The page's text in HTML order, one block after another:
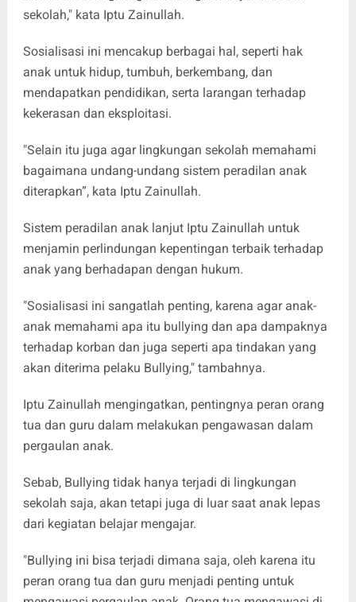
sekolah," kata Iptu Zainullah.
Sosialisasi ini mencakup berbagai hal, seperti hak
anak untuk hidup, tumbuh, berkembang, dan
mendapatkan pendidikan, serta larangan terhadap
kekerasan dan eksploitasi.
"Selain itu juga agar lingkungan sekolah memahami
bagaimana undang-undang sistem peradilan anak
diterapkan”, kata Iptu Zainullah.
Sistem peradilan anak lanjut Iptu Zainullah untuk
menjamin perlindungan kepentingan terbaik terhadap
anak yang berhadapan dengan hukum.
"Sosialisasi ini sangatlah penting, karena agar anak-
anak memahami apa itu bullying dan apa dampaknya
terhadap korban dan juga seperti apa tindakan yang
akan diterima pelaku Bullying," tambahnya.
Iptu Zainullah mengingatkan, pentingnya peran orang
tua dan guru dalam melakukan pengawasan dalam
pergaulan anak.
Sebab, Bullying tidak hanya terjadi di lingkungan
sekolah saja, akan tetapi juga di luar saat anak lepas
dari kegiatan belajar mengajar.
"Bullying ini bisa terjadi dimana saja, oleh karena itu
peran orang tua dan guru menjadi penting untuk